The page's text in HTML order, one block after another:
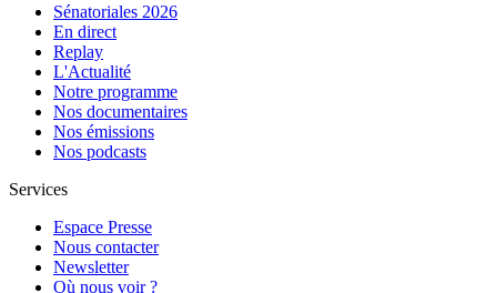
Sénatoriales 2026
En direct
Replay
L'Actualité
Notre programme
Nos documentaires
Nos émissions
Nos podcasts
Services
Espace Presse
Nous contacter
Newsletter
Où nous voir ?